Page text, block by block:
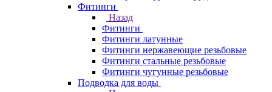
Фитинги
Назад
Фитинги
Фитинги латунные
Фитинги нержавеющие резьбовые
Фитинги стальные резьбовые
Фитинги чугунные резьбовые
Подводка для воды